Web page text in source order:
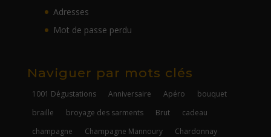
Adresses
Mot de passe perdu
Naviguer par mots clés
1001 Dégustations Anniversaire Apéro
bouquet
braille
broyage des sarments Brut
cadeau
champagne
Champagne Mannoury
Chardonnay